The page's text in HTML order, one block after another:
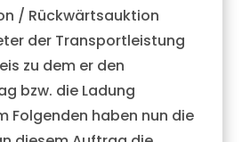
/ Rückwärtsauktion
der Transportleistung
zu dem er den
bzw. die Ladung
Folgenden haben nun die